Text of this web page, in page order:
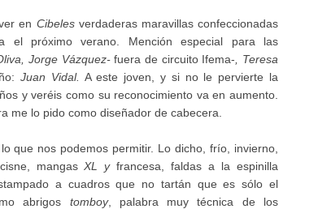
en Cibeles verdaderas maravillas confeccionadas
el próximo verano. Mención especial para las
Jorge Vázquez-fuera de circuito Ifema- , Teresa
Juan Vidal. A este joven, y si no le pervierte la
y veréis como su reconocimiento va en aumento.
me lo pido como diseñador de cabecera.
que nos podemos permitir. Lo dicho, frío, invierno,
mangas XL yfrancesa, faldas a la espinilla
a cuadros que no tartán que es sólo el
abrigos tomboy, palabra muy técnica de los